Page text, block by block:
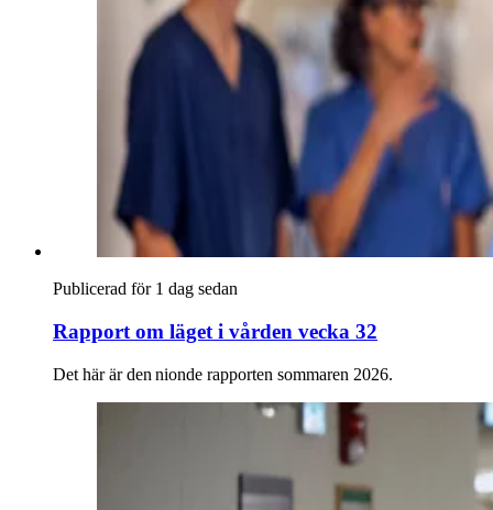
Publicerad för 1 dag sedan
Rapport om läget i vården vecka 32
Det här är den nionde rapporten sommaren 2026.